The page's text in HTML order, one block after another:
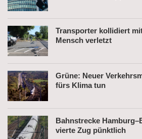
Transporter kollidiert
Mensch verletzt
Grüne: Neuer
fürs Klima tun
Bahnstrecke
vierte Zug pünktlich